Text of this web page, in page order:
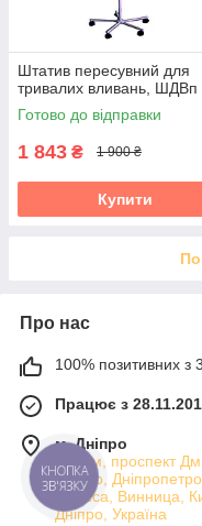
Штатив пересувний для
тривалих вливань, ШДВп
Готово до відправки
1 843 ₴ 1 900 ₴
Купити
Про нас
100% позитивних з
Працює з
м. Дніпро
Атріум, проспект
Дніпро,
Одесса, Винница,
Дніпро, Україна
КНОПКА
ЗВ'ЯЗКУ